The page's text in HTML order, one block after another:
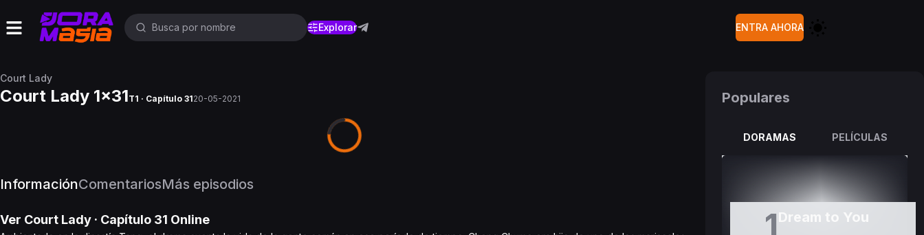
Explorar ENTRA AHORA
Court Lady
Court Lady 1x31T1 · Capítulo 3120-05-2021
InformaciónComentariosMás episodios
Ver Court Lady · Capítulo 31 Online
Populares
DORAMAS PELÍCULAS
1Dream to You